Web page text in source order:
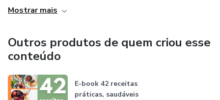
Mostrar mais
Outros produtos de quem criou esse
conteúdo
E-book 42 receitas
práticas, saudáveis